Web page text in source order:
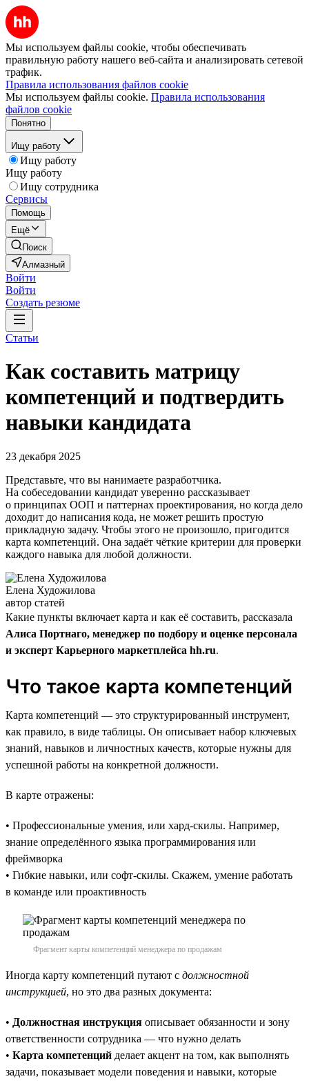
Мы используем файлы cookie, чтобы обеспечивать
правильную работу нашего веб-сайта и анализировать сетевой
трафик.
Правила использования файлов cookie
Мы используем файлы cookie. Правила использования
файлов cookie
Понятно
Ищу работу
Ищу работу
Ищу работу
Ищу сотрудника
Сервисы
Помощь
Ещё
Поиск
Алмазный
Войти
Войти
Создать резюме
Статьи
Как составить матрицу
компетенций и подтвердить
навыки кандидата
23 декабря 2025
Представьте, что вы нанимаете разработчика.
На собеседовании кандидат уверенно рассказывает
о принципах ООП и паттернах проектирования, но когда дело
доходит до написания кода, не может решить простую
прикладную задачу. Чтобы этого не произошло, пригодится
карта компетенций. Она задаёт чёткие критерии для проверки
каждого навыка для любой должности.
Елена Художилова
автор статей
Какие пункты включает карта и как её составить, рассказала
Алиса Портнаго, менеджер по подбору и оценке персонала
и эксперт Карьерного маркетплейса hh.ru.
Что такое карта компетенций
Карта компетенций — это структурированный инструмент,
как правило, в виде таблицы. Он описывает набор ключевых
знаний, навыков и личностных качеств, которые нужны для
успешной работы на конкретной должности.
В карте отражены:
• Профессиональные умения, или хард-скилы. Например,
знание определённого языка программирования или
фреймворка
• Гибкие навыки, или софт-скилы. Скажем, умение работать
в команде или проактивность
Фрагмент карты компетенций менеджера по продажам
Иногда карту компетенций путают с должностной
инструкцией, но это два разных документа:
• Должностная инструкция описывает обязанности и зону
ответственности сотрудника — что нужно делать
• Карта компетенций делает акцент на том, как выполнять
задачи, показывает модели поведения и навыки, которые